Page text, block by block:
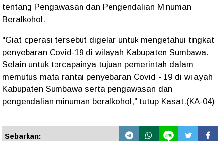
tentang Pengawasan dan Pengendalian Minuman
Beralkohol.
"Giat operasi tersebut digelar untuk mengetahui tingkat
penyebaran Covid-19 di wilayah Kabupaten Sumbawa.
Selain untuk tercapainya tujuan pemerintah dalam
memutus mata rantai penyebaran Covid - 19 di wilayah
Kabupaten Sumbawa serta pengawasan dan
pengendalian minuman beralkohol," tutup Kasat.(KA-04)
Sebarkan: